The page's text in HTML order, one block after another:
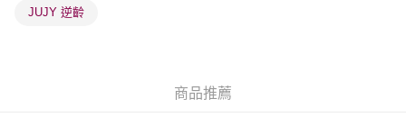
每筆HK$65.00，滿HK$300.00或以上免運費
每筆HK$20.00，滿HK$100.00或以上免運費
JUJY 逆齡
商品推薦